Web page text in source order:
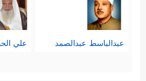
عبدالباسط عبدالصمد علي